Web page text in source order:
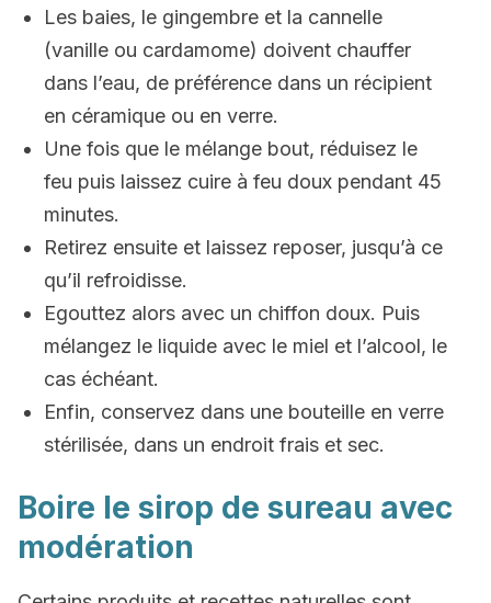
Les baies, le gingembre et la cannelle
(vanille ou cardamome) doivent chauffer
dans l’eau, de préférence dans un récipient
en céramique ou en verre.
Une fois que le mélange bout, réduisez le
feu puis laissez cuire à feu doux pendant 45
minutes.
Retirez ensuite et laissez reposer, jusqu’à ce
qu’il refroidisse.
Egouttez alors avec un chiffon doux. Puis
mélangez le liquide avec le miel et l’alcool, le
cas échéant.
Enfin, conservez dans une bouteille en verre
stérilisée, dans un endroit frais et sec.
Boire le sirop de sureau avec
modération